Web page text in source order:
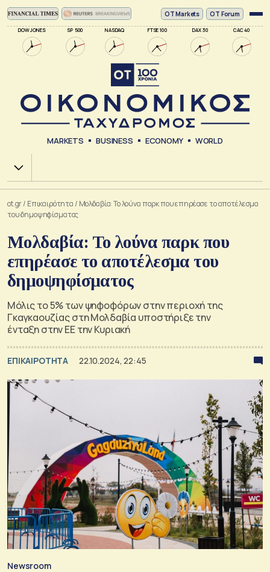
DOW JONES SP 500 NASDAQ FTSE 100 DAX 30 CAC 40
ΟΤ Markets OT Forum
MARKETS BUSINESS ECONOMY WORLD
Χ.Α.
ot.gr/ Επικαιρότητα / Μολδαβία: Το λούνα παρκ που επηρέασε το αποτέλεσμα
του δημοψηφίσματος
Μολδαβία: Το λούνα παρκ που
επηρέασε το αποτέλεσμα του
δημοψηφίσματος
Μόλις το 5% των ψηφοφόρων στην περιοχή της
Γκαγκαουζίας στη Μολδαβία υποστήριξε την
ένταξη στην ΕΕ την Κυριακή
ΕΠΙΚΑΙΡΟΤΗΤΑ 22.10.2024, 22:45
Newsroom